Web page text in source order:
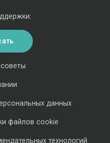
данных
файлов cookie
технологий